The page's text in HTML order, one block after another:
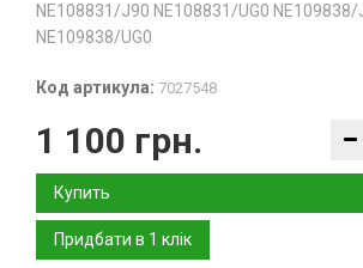
NE108831/J90 NE108831/UG0 NE109838/
NE109838/UG0
Код артикула: 7027548
1 100 грн.
Купить